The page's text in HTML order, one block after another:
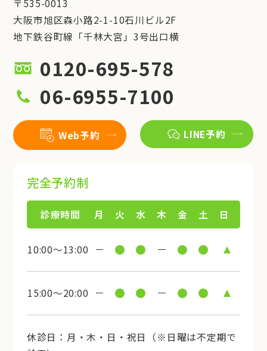
〒535-0013
大阪市旭区森小路2-1-10石川ビル2F
地下鉄谷町線「千林大宮」3号出口横
0120-695-578
06-6955-7100
Web予約 LINE予約
完全予約制
診療時間 月 火 水 木 金 土 日
10:00～13:00
15:00～20:00
休診日：月・木・日・祝日（※日曜は不定期で